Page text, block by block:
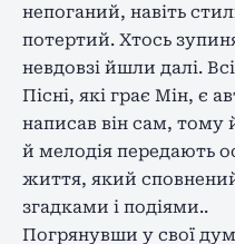
непоганий, навіть
потертий. Хтось
невдовзі йшли далі.
Пісні, які грає Мін, є
написав він сам, тому
й мелодія передають
життя, який
згадками і подіями..
Погрянувши у свої